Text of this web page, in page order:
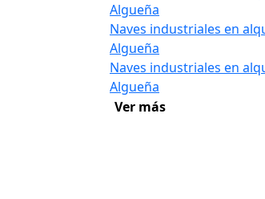
Algueña
Naves industriales en
Algueña
Naves industriales en
Algueña
Ver más